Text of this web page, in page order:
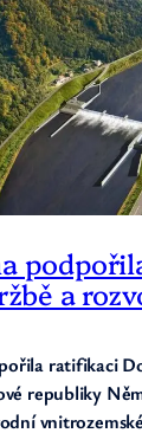
a
ratifikaci
republiky